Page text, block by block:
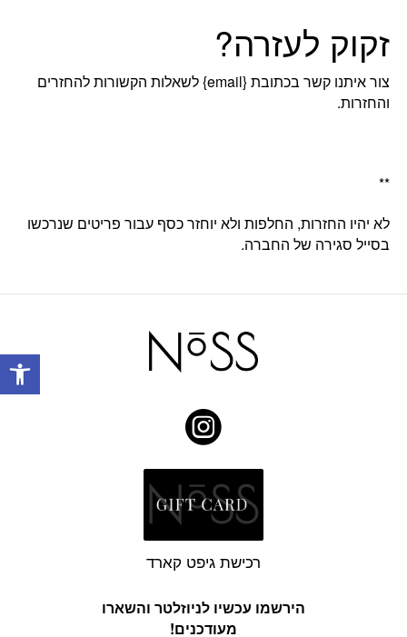
זקוק לעזרה?
צור איתנו קשר בכתובת {email} לשאלות הקשורות להחזרים
והחזרות.
**
לא יהיו החזרות, החלפות ולא יוחזר כסף עבור פריטים שנרכשו
בסייל סגירה של החברה.
הירשמו עכשיו לניוזלטר והשארו
מעודכנים!
רכישת גיפט קארד